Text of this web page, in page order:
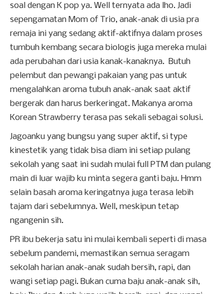
soal dengan K pop ya. Well ternyata ada lho. Jadi
sepengamatan Mom of Trio, anak-anak di usia pra
remaja ini yang sedang aktif-aktifnya dalam proses
tumbuh kembang secara biologis juga mereka mulai
ada perubahan dari usia kanak-kanaknya. Butuh
pelembut dan pewangi pakaian yang pas untuk
mengalahkan aroma tubuh anak-anak saat aktif
bergerak dan harus berkeringat. Makanya aroma
Korean Strawberry terasa pas sekali sebagai solusi.
Jagoanku yang bungsu yang super aktif, si type
kinestetik yang tidak bisa diam ini setiap pulang
sekolah yang saat ini sudah mulai full PTM dan pulang
main di luar wajib ku minta segera ganti baju. Hmm
selain basah aroma keringatnya juga terasa lebih
tajam dari sebelumnya. Well, meskipun tetap
ngangenin sih.
PR ibu bekerja satu ini mulai kembali seperti di masa
sebelum pandemi, memastikan semua seragam
sekolah harian anak-anak sudah bersih, rapi, dan
wangi setiap pagi. Bukan cuma baju anak-anak sih,